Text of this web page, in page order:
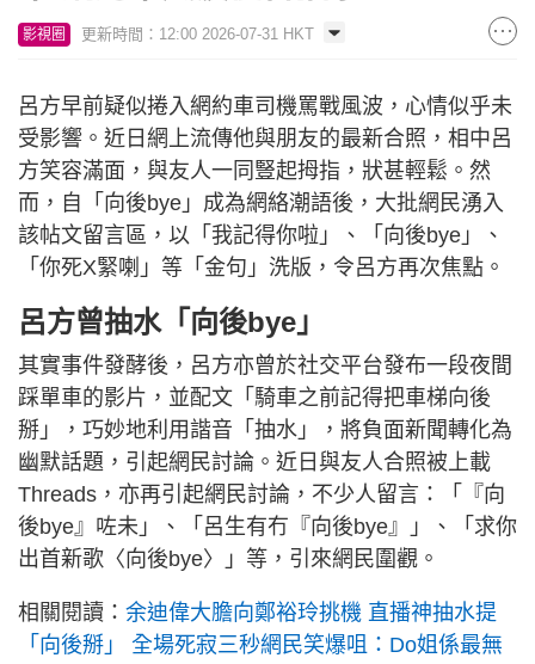
影視圈 更新時間：12:00 2026-07-31 HKT
呂方早前疑似捲入網約車司機罵戰風波，心情似乎未
受影響。近日網上流傳他與朋友的最新合照，相中呂
方笑容滿面，與友人一同豎起拇指，狀甚輕鬆。然
而，自「向後bye」成為網絡潮語後，大批網民湧入
該帖文留言區，以「我記得你啦」、「向後bye」、
「你死X緊喇」等「金句」洗版，令呂方再次焦點。
呂方曾抽水「向後bye」
其實事件發酵後，呂方亦曾於社交平台發布一段夜間
踩單車的影片，並配文「騎車之前記得把車梯向後
掰」，巧妙地利用諧音「抽水」，將負面新聞轉化為
幽默話題，引起網民討論。近日與友人合照被上載
Threads，亦再引起網民討論，不少人留言：「『向
後bye』咗未」、「呂生有冇『向後bye』」、「求你
出首新歌〈向後bye〉」等，引來網民圍觀。
相關閱讀： 余迪偉大膽向鄭裕玲挑機 直播神抽水提
「向後掰」 全場死寂三秒網民笑爆咀：Do姐係最無